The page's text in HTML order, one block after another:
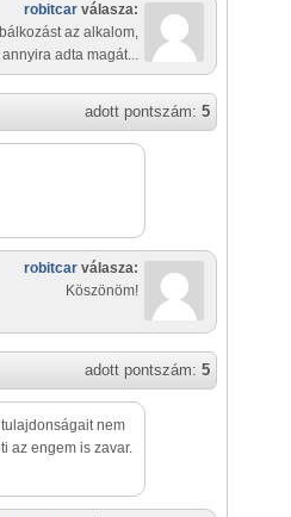
robitcar válasza:
az alkalom,
annyira adta magát...
adott pontszám: 5
robitcar válasza:
Köszönöm!
adott pontszám: 5
nem
az engem is zavar.